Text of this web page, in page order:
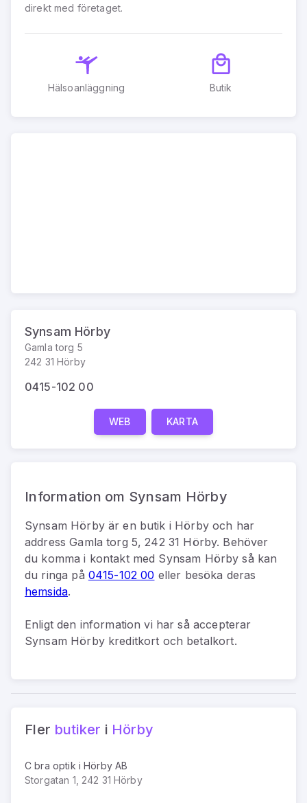
direkt med företaget.
Hälsoanläggning Butik
Synsam Hörby
Gamla torg 5
242 31 Hörby
0415-102 00
WEB KARTA
Information om Synsam Hörby
Synsam Hörbyären butik i Hörbyoch har
addressGamla torg 5, 242 31 Hörby. Behöver
du komma i kontakt med Synsam Hörby så kan
du ringa på 0415-102 00 eller besöka deras
hemsida.
Enligt den information vi har så accepterar
Synsam Hörby kreditkort och betalkort.
Fler butiker i Hörby
C bra optik i Hörby AB
Storgatan 1, 242 31 Hörby